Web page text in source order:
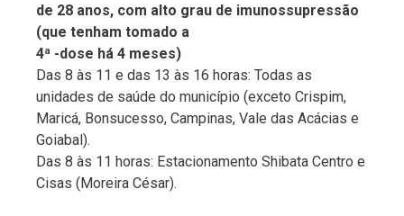
de 28 anos, com alto grau de imunossupressão
(que tenham tomado a
4ª -dose há 4 meses)
Das 8 às 11 e das 13 às 16 horas: Todas as
unidades de saúde do município (exceto Crispim,
Maricá, Bonsucesso, Campinas, Vale das Acácias e
Goiabal).
Das 8 às 11 horas: Estacionamento Shibata Centro e
Cisas (Moreira César).